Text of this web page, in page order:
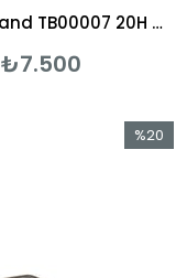
Timberland TB00007 20H Güneş Gözlüğü
₺7.500
%20